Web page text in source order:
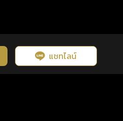
แชทไลน์
ะสิทธิภาพและประสบการณ์ที่ดี
ายความเป็นส่วนตัว คลิกดูดวงฟรี